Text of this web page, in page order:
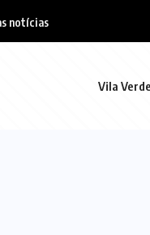
notícias
Vila Verde